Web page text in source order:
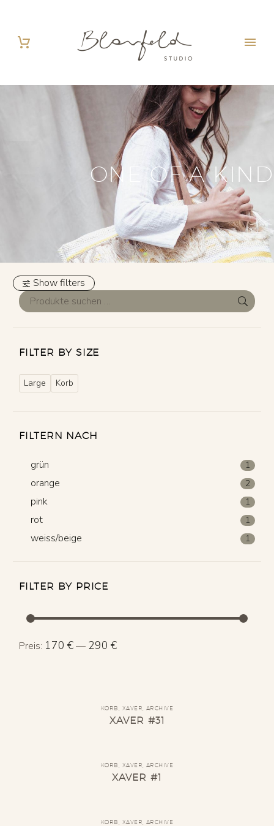
ONE OF A KIND
Show filters
FILTER BY SIZE
Large Korb
FILTERN NACH
grün 1
orange 2
pink 1
rot 1
weiss/beige 1
FILTER BY PRICE
Min.
Max.
Preis: 170 €— 290 €
KORB XAVER ARCHIVE
XAVER #31
KORB XAVER ARCHIVE
XAVER #1
KORB XAVER ARCHIVE